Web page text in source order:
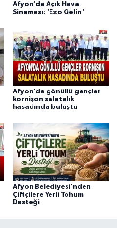
Afyon’da Açık Hava
Sineması: 'Ezo Gelin'
Afyon’da gönüllü gençler
kornişon salatalık
hasadında buluştu
Afyon Belediyesi'nden
Çiftçilere Yerli Tohum
Desteği